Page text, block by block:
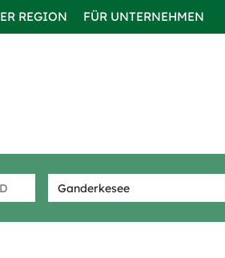
REGION FÜR UNTERNEHMEN